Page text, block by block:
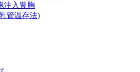
注入豊胸
管温存法)